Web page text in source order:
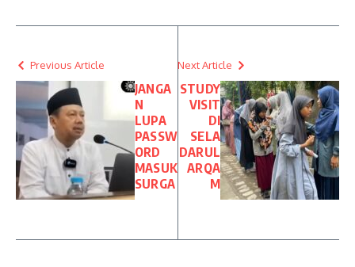
Previous Article
JANGA
N
LUPA
PASSW
ORD
MASUK
SURGA
Next Article
STUDY
VISIT
DI
SELA
DARUL
ARQA
M